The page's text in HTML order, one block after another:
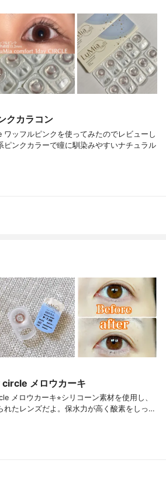
クカラコン
ッフルピンクを使ってみたのでレビューし
ピンクカラーで瞳に馴染みやすいナチュラル
メロウカーキ
メロウカーキ⭐︎シリコーン素材を使用し、
れたレンズだよ。保水力が高く酸素をしっ…